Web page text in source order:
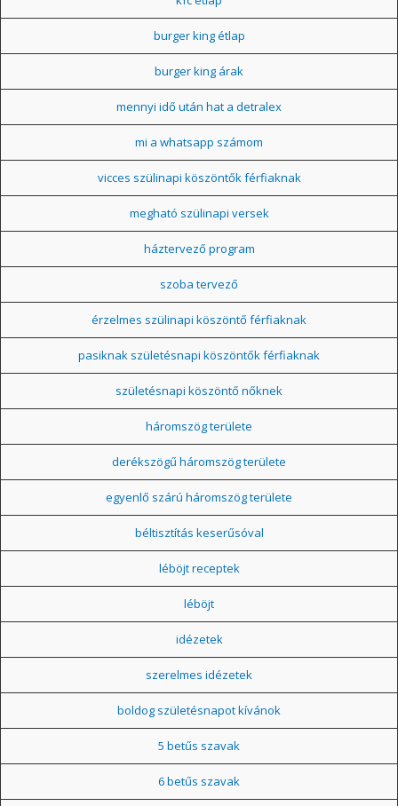
burger king étlap
burger king árak
mennyi idő után hat a detralex
mi a whatsapp számom
vicces szülinapi köszöntők férfiaknak
megható szülinapi versek
háztervező program
szoba tervező
érzelmes szülinapi köszöntő férfiaknak
pasiknak születésnapi köszöntők férfiaknak
születésnapi köszöntő nőknek
háromszög területe
derékszögű háromszög területe
egyenlő szárú háromszög területe
béltisztítás keserűsóval
léböjt receptek
léböjt
idézetek
szerelmes idézetek
boldog születésnapot kívánok
5 betűs szavak
6 betűs szavak